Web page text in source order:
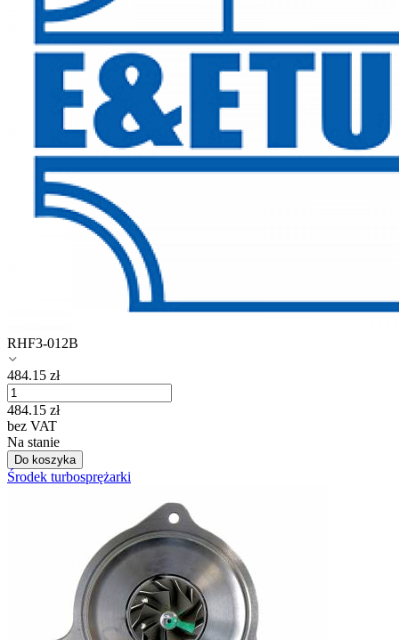
RHF3-012B
484.15 zł
484.15 zł
bez VAT
Na stanie
Do koszyka
Środek turbosprężarki